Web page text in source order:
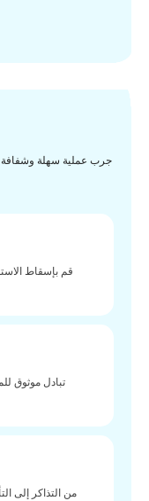
جرب عملية سهلة وشفافة
قم بإسقاط
تبادل موثوق
من التذاكر إلى